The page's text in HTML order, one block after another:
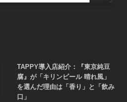
TAPPY導入店紹介：『東京純豆
腐』が「キリンビール 晴れ風」
を選んだ理由は「香り」と「飲み
口」